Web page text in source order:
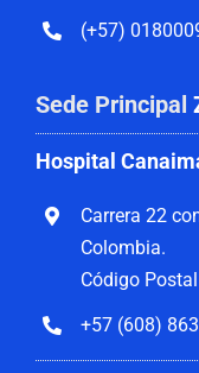
(+57)
Sede Principal
Hospital
Carrera 22
Colombia.
Código
+57 (608)